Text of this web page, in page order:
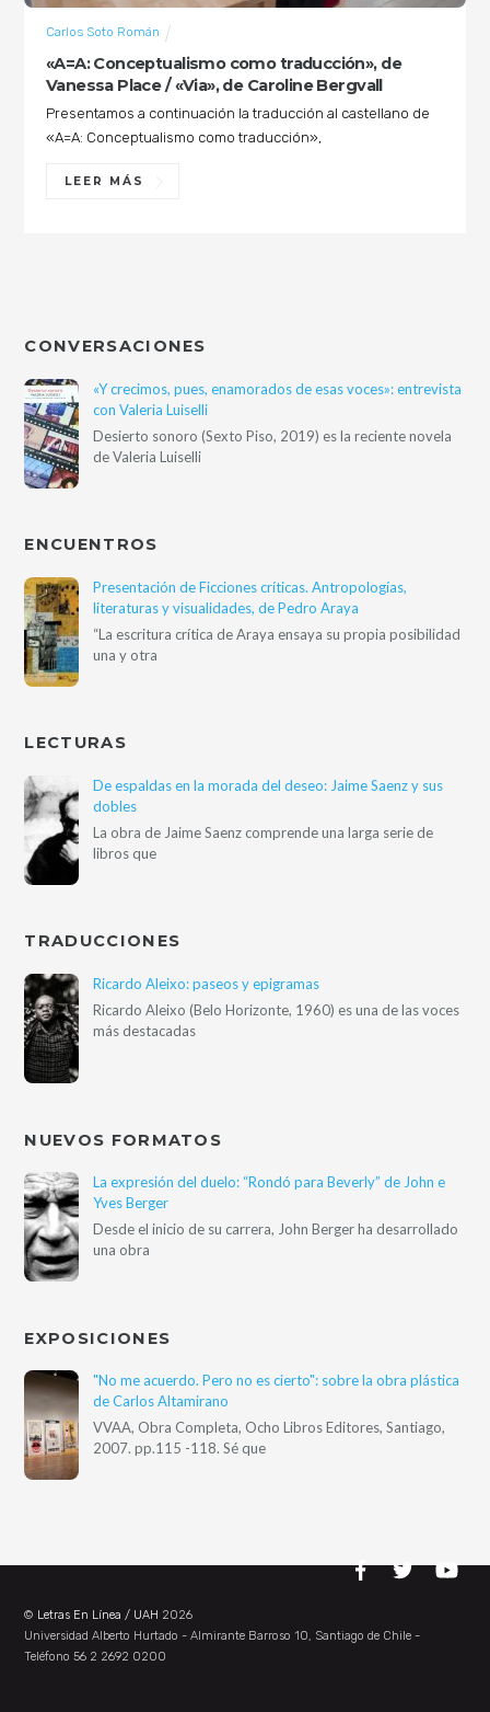
«A=A: Conceptualismo como traducción», de
Vanessa Place / «Via», de Caroline Bergvall
Carlos Soto Román
Presentamos a continuación la traducción al castellano de
«A=A: Conceptualismo como traducción»,
LEER MÁS
CONVERSACIONES
«Y crecimos, pues, enamorados de esas voces»: entrevista
con Valeria Luiselli
Desierto sonoro (Sexto Piso, 2019) es la reciente novela
de Valeria Luiselli
ENCUENTROS
Presentación de Ficciones críticas. Antropologías,
literaturas y visualidades, de Pedro Araya
“La escritura crítica de Araya ensaya su propia posibilidad
una y otra
LECTURAS
De espaldas en la morada del deseo: Jaime Saenz y sus
dobles
La obra de Jaime Saenz comprende una larga serie de
libros que
TRADUCCIONES
Ricardo Aleixo: paseos y epigramas
Ricardo Aleixo (Belo Horizonte, 1960) es una de las voces
más destacadas
NUEVOS FORMATOS
La expresión del duelo: “Rondó para Beverly” de John e
Yves Berger
Desde el inicio de su carrera, John Berger ha desarrollado
una obra
EXPOSICIONES
"No me acuerdo. Pero no es cierto": sobre la obra plástica
de Carlos Altamirano
VVAA, Obra Completa, Ocho Libros Editores, Santiago,
2007. pp.115 -118. Sé que
© Letras En Línea / UAH 2026
Universidad Alberto Hurtado - Almirante Barroso 10, Santiago de Chile -
Teléfono 56 2 2692 0200